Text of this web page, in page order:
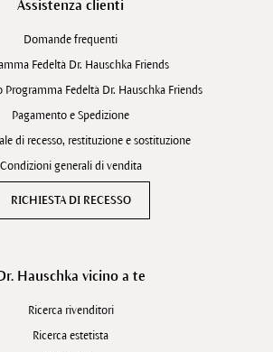
Assistenza clienti
Domande frequenti
Fedeltà Dr. Hauschka Friends
Programma Fedeltà Dr. Hauschka Friends
Pagamento e Spedizione
di recesso, restituzione e sostituzione
Condizioni generali di vendita
RICHIESTA DI RECESSO
Hauschka vicino a te
Ricerca rivenditori
Ricerca estetista